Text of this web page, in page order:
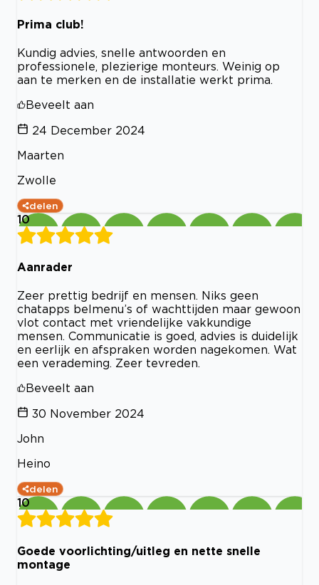
Prima club!
Kundig advies, snelle antwoorden en
professionele, plezierige monteurs. Weinig op
aan te merken en de installatie werkt prima.
Beveelt aan
24 December 2024
Maarten
Zwolle
delen
10
Aanrader
Zeer prettig bedrijf en mensen. Niks geen
chatapps belmenu’s of wachttijden maar gewoon
vlot contact met vriendelijke vakkundige
mensen. Communicatie is goed, advies is duidelijk
en eerlijk en afspraken worden nagekomen. Wat
een verademing. Zeer tevreden.
Beveelt aan
30 November 2024
John
Heino
delen
10
Goede voorlichting/uitleg en nette snelle
montage